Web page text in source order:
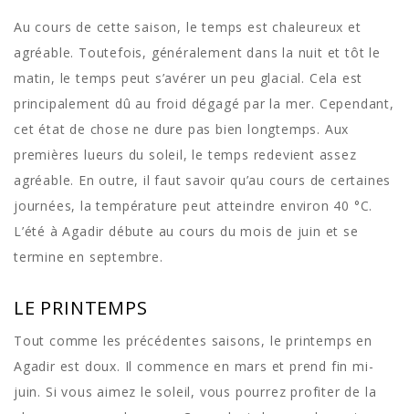
Au cours de cette saison, le temps est chaleureux et
agréable. Toutefois, généralement dans la nuit et tôt le
matin, le temps peut s’avérer un peu glacial. Cela est
principalement dû au froid dégagé par la mer. Cependant,
cet état de chose ne dure pas bien longtemps. Aux
premières lueurs du soleil, le temps redevient assez
agréable. En outre, il faut savoir qu’au cours de certaines
journées, la température peut atteindre environ 40 °C.
L’été à Agadir débute au cours du mois de juin et se
termine en septembre.
LE PRINTEMPS
Tout comme les précédentes saisons, le printemps en
Agadir est doux. Il commence en mars et prend fin mi-
juin. Si vous aimez le soleil, vous pourrez profiter de la